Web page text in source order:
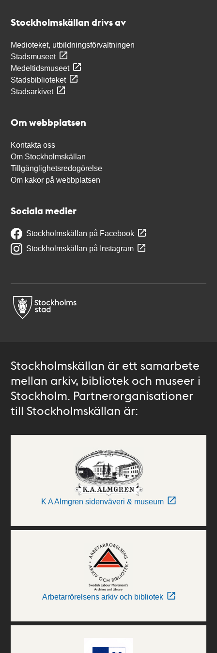
Stockholmskällan drivs av
Medioteket, utbildningsförvaltningen
Stadsmuseet
Medeltidsmuseet
Stadsbiblioteket
Stadsarkivet
Om webbplatsen
Kontakta oss
Om Stockholmskällan
Tillgänglighetsredogörelse
Om kakor på webbplatsen
Sociala medier
Stockholmskällan på Facebook
Stockholmskällan på Instagram
Stockholmskällan är ett samarbete
mellan arkiv, bibliotek och museer i
Stockholm. Partnerorganisationer
till Stockholmskällan är:
K A Almgren sidenväveri & museum
Arbetarrörelsens arkiv och bibliotek